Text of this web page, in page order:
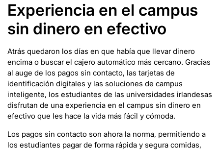
Experiencia en el campus
sin dinero en efectivo
Atrás quedaron los días en que había que llevar dinero
encima o buscar el cajero automático más cercano. Gracias
al auge de los pagos sin contacto, las tarjetas de
identificación digitales y las soluciones de campus
inteligente, los estudiantes de las universidades irlandesas
disfrutan de una experiencia en el campus sin dinero en
efectivo que les hace la vida más fácil y cómoda.
Los pagos sin contacto son ahora la norma, permitiendo a
los estudiantes pagar de forma rápida y segura comidas,